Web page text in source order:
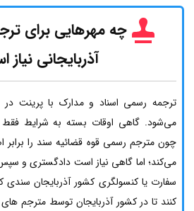
چه مهرهایی برای
آذربایجانی
ترجمه رسمی اسناد و مدارک با پرینت
می‌شود. گاهی اوقات بسته به شرایط
چون مترجم رسمی قوه قضائیه سند را برابر
می‌کند؛ اما گاهی نیاز است دادگستری و
سفارت یا کنسولگری کشور آذربایجان سندی
کنند تا در کشور آذربایجان توسط مترجم